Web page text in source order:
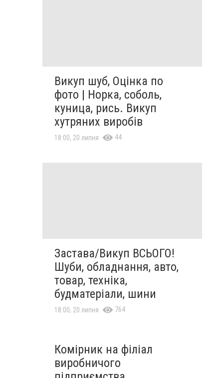
Викуп шуб, Оцінка по
фото | Норка, соболь,
куница, рись. Викуп
хутряних виробів
18:00, 20 липня 44
Застава/Викуп ВСЬОГО!
Шуби, обладнання, авто,
товар, техніка,
будматеріали, шини
18:00, 20 липня 764
Комірник на філіал
виробничого